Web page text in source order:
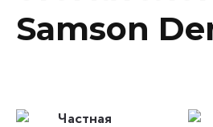
Samson
Частная